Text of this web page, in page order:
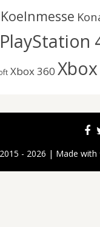
Koelnmesse
PlayStation
Xbox 360
- 2026 | Made